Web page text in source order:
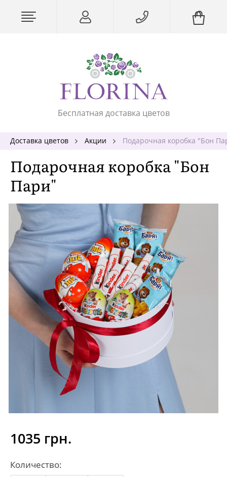
Бесплатная доставка цветов
Доставка цветов Акции Подарочная коробка "Бон
Подарочная коробка "Бон
Пари"
1035 грн.
Количество: